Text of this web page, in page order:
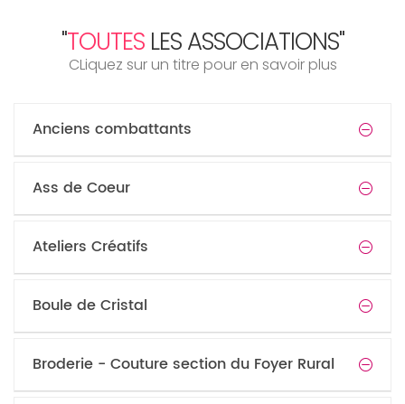
"TOUTESLES ASSOCIATIONS"
CLiquez sur un titre pour en savoir plus
Anciens combattants
Ass de Coeur
Ateliers Créatifs
Boule de Cristal
Broderie - Couture section du Foyer Rural